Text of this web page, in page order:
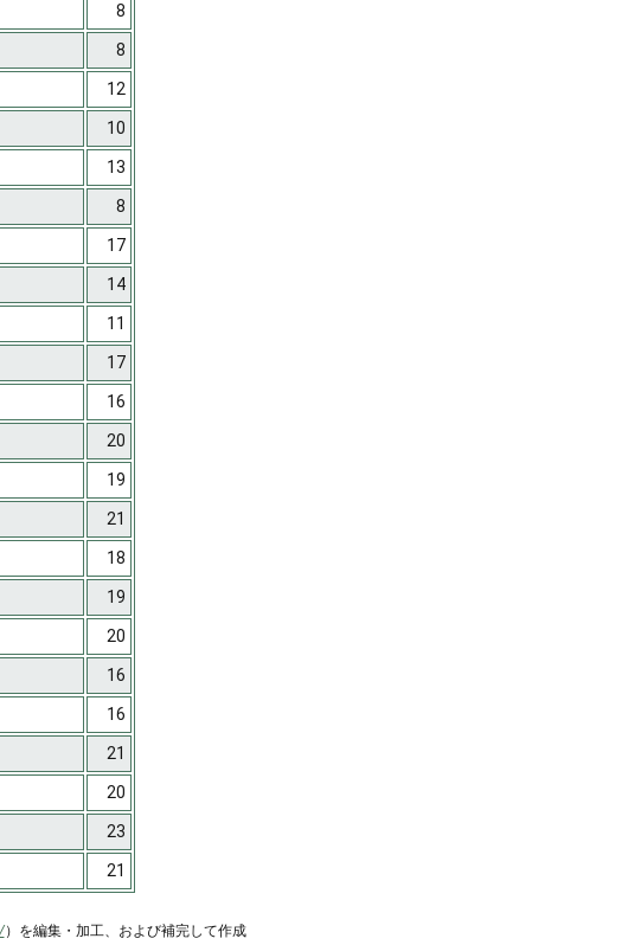
8
8
12
10
13
8
17
14
11
17
16
20
19
21
18
19
20
16
16
21
20
23
21
）を編集・加工、および補完して作成